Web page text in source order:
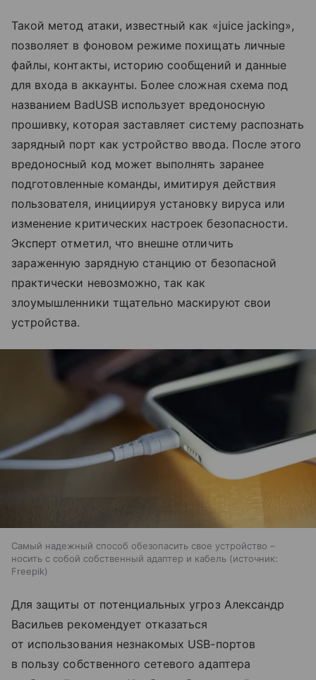
Такой метод атаки, известный как «juice jacking»,
позволяет в фоновом режиме похищать личные
файлы, контакты, историю сообщений и данные
для входа в аккаунты. Более сложная схема под
названием BadUSB использует вредоносную
прошивку, которая заставляет систему распознать
зарядный порт как устройство ввода. После этого
вредоносный код может выполнять заранее
подготовленные команды, имитируя действия
пользователя, инициируя установку вируса или
изменение критических настроек безопасности.
Эксперт отметил, что внешне отличить
зараженную зарядную станцию от безопасной
практически невозможно, так как
злоумышленники тщательно маскируют свои
устройства.
Самый надежный способ обезопасить свое устройство –
носить с собой собственный адаптер и кабель
источник:
Freepik
Для защиты от потенциальных угроз Александр
Васильев рекомендует отказаться
от использования незнакомых USB-портов
в пользу собственного сетевого адаптера